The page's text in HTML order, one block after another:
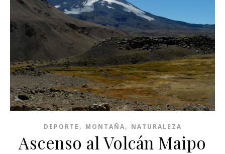
DEPORTE , MONTAÑA, NATURALEZA
Ascenso al Volcán Maipo